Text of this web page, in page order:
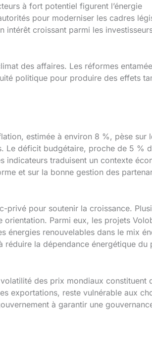
à fort potentiel figurent l’énergie
pour moderniser les cadres
intérêt croissant parmi les
des affaires. Les réformes
politique pour produire des effets
estimée à environ 8 %, pèse sur
Le déficit budgétaire, proche de 5 %
indicateurs traduisent un contexte
et sur la bonne gestion des
privé pour soutenir la croissance.
orientation. Parmi eux, les projets
énergies renouvelables dans le mix
la dépendance énergétique du
des prix mondiaux constituent
exportations, reste vulnérable aux
à garantir une